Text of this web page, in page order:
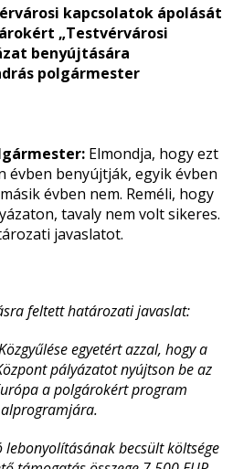
kapcsolatok ápolását
„Testvérvárosi
benyújtására
polgármester
Elmondja, hogy ezt
évben benyújtják, egyik évben
évben nem. Reméli, hogy
tavaly nem volt sikeres.
javaslatot.
feltett határozati javaslat:
egyetért azzal, hogy a
pályázatot nyújtson be az
a polgárokért program
becsült költsége